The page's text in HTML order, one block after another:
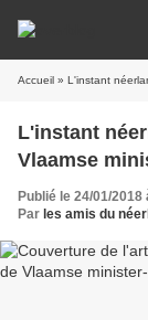
Accueil » L'instant
L'instant
Vlaamse
Publié le 24/01/2018
Par les amis du